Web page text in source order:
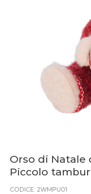
Orso di Natale
Piccolo
CODICE: 2WMPU01